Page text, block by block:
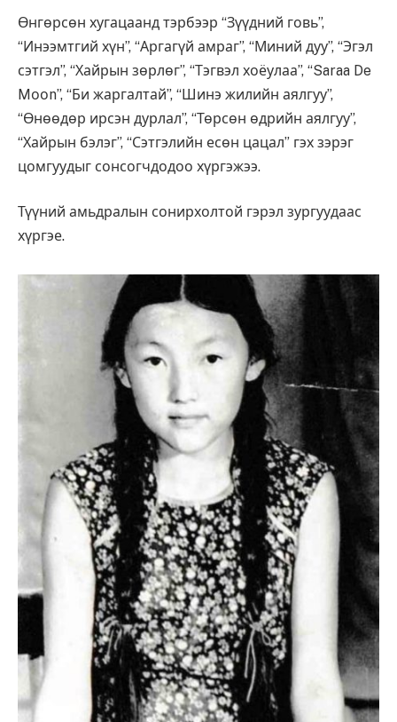
Өнгөрсөн хугацаанд тэрбээр “Зүүдний говь”,
“Инээмтгий хүн”, “Аргагүй амраг”, “Миний дуу”, “Эгэл
сэтгэл”, “Хайрын зөрлөг”, “Тэгвэл хоёулаа”, “Saraa De
Mооn”, “Би жаргалтай”, “Шинэ жилийн аялгуу”,
“Өнөөдөр ирсэн дурлал”, “Төрсөн өдрийн аялгуу”,
“Хайрын бэлэг”, “Сэтгэлийн есөн цацал” гэх зэрэг
цомгуудыг сонсогчдодоо хүргэжээ.
Түүний амьдралын сонирхолтой гэрэл зургуудаас
хүргэе.